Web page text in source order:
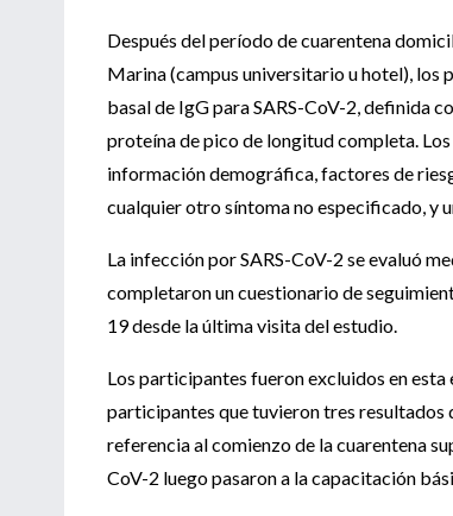
Después del período de cuarentena
Marina (campus universitario u hotel), los
basal de IgG para SARS-CoV-2, definida
proteína de pico de longitud completa.
información demográfica, factores de
cualquier otro síntoma no especificado, y
La infección por SARS-CoV-2 se evaluó
completaron un cuestionario de
19 desde la última visita del estudio.
Los participantes fueron excluidos en esta
participantes que tuvieron tres resultados
referencia al comienzo de la cuarentena
CoV-2 luego pasaron a la capacitación